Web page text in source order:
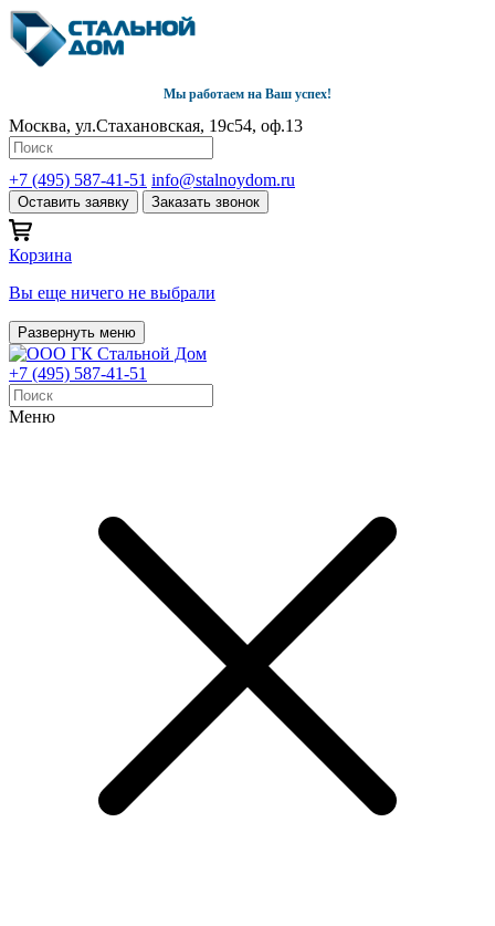
Мы работаем на Ваш успех!
Москва, ул.Стахановская, 19с54, оф.13
+7 (495) 587-41-51 info@stalnoydom.ru
Оставить заявку Заказать звонок
Корзина
Вы еще ничего не выбрали
Развернуть меню
+7 (495) 587-41-51
Меню